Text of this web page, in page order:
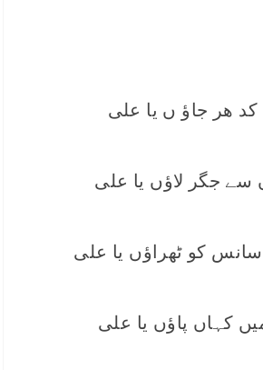
کد ھر جاؤ ں یا علی
سے جگر لاؤں یا علی
کو ٹھراؤں یا علی
کہاں پاؤں یا علی